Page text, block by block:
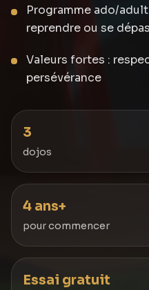
Programme ado/
reprendre ou se
Valeurs fortes :
persévérance
3
dojos
4 ans+
pour commencer
Essai gratuit